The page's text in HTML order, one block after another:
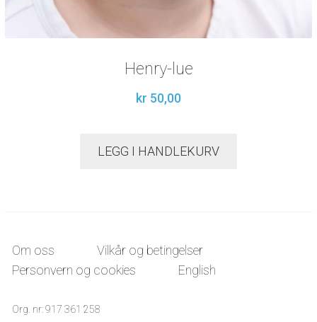
Henry-lue
kr 50,00
LEGG I HANDLEKURV
Om oss
Vilkår og betingelser
Personvern og cookies
English
Org. nr: 917 361 258